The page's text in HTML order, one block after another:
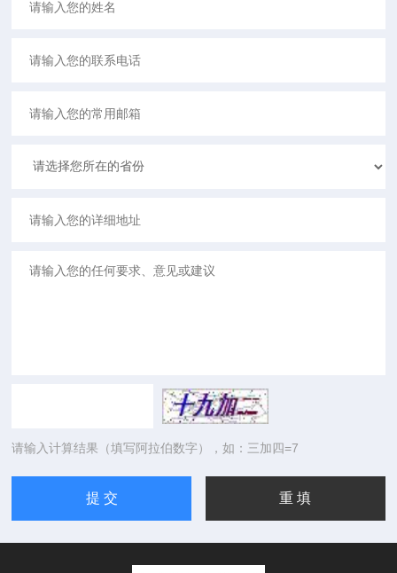
请输入计算结果（填写阿拉伯数字），如：三加四=7